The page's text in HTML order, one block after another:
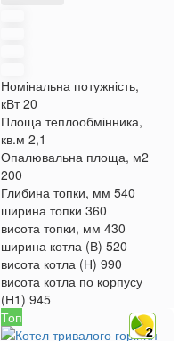
Номінальна потужність,
кВт 20
Площа теплообмінника,
кв.м 2,1
Опалювальна площа, м2
200
Глибина топки, мм 540
ширина топки 360
висота топки, мм 430
ширина котла (В) 520
висота котла (Н) 990
висота котла по корпусу
(Н1) 945
2
Топ